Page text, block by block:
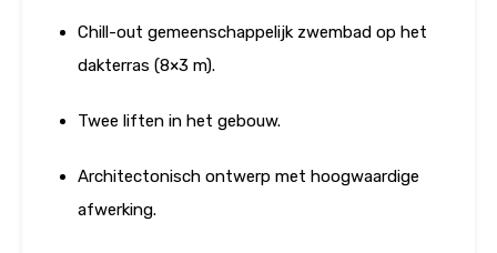
Chill-out gemeenschappelijk zwembad op het
dakterras (8×3 m).
Twee liften in het gebouw.
Architectonisch ontwerp met hoogwaardige
afwerking.